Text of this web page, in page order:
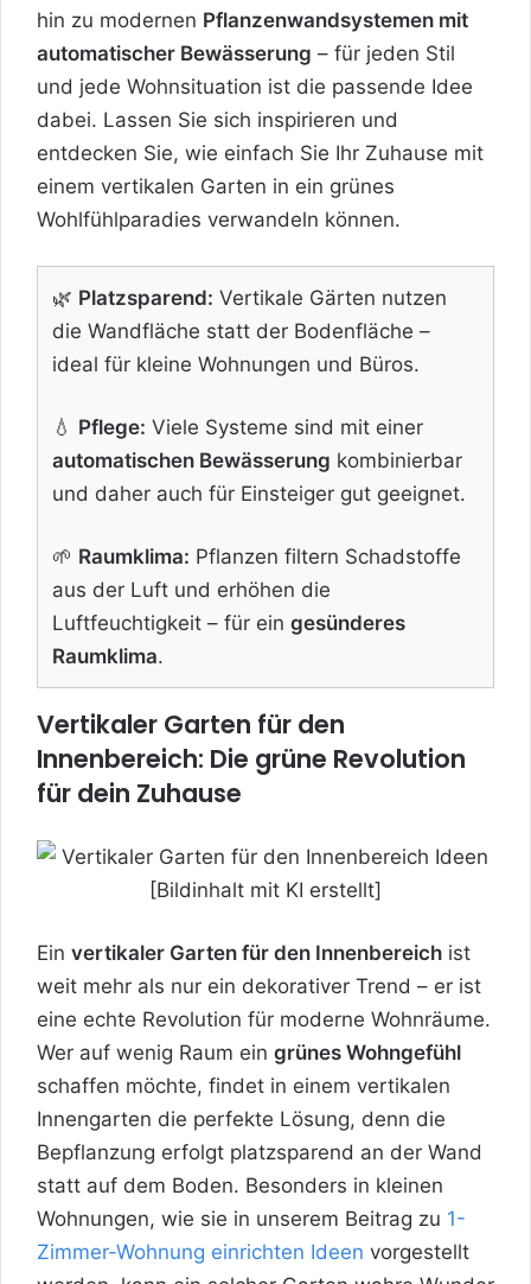
hin zu modernen Pflanzenwandsystemen mit
automatischer Bewässerung – für jeden Stil
und jede Wohnsituation ist die passende Idee
dabei. Lassen Sie sich inspirieren und
entdecken Sie, wie einfach Sie Ihr Zuhause mit
einem vertikalen Garten in ein grünes
Wohlfühlparadies verwandeln können.
🌿 Platzsparend: Vertikale Gärten nutzen
die Wandfläche statt der Bodenfläche –
ideal für kleine Wohnungen und Büros.
💧 Pflege: Viele Systeme sind mit einer
automatischen Bewässerung kombinierbar
und daher auch für Einsteiger gut geeignet.
🌱 Raumklima: Pflanzen filtern Schadstoffe
aus der Luft und erhöhen die
Luftfeuchtigkeit – für ein gesünderes
Raumklima.
Vertikaler Garten für den
Innenbereich: Die grüne Revolution
für dein Zuhause
Ein vertikaler Garten für den Innenbereich ist
weit mehr als nur ein dekorativer Trend – er ist
eine echte Revolution für moderne Wohnräume.
Wer auf wenig Raum ein grünes Wohngefühl
schaffen möchte, findet in einem vertikalen
Innengarten die perfekte Lösung, denn die
Bepflanzung erfolgt platzsparend an der Wand
statt auf dem Boden. Besonders in kleinen
Wohnungen, wie sie in unserem Beitrag zu 1-
Zimmer-Wohnung einrichten Ideen vorgestellt